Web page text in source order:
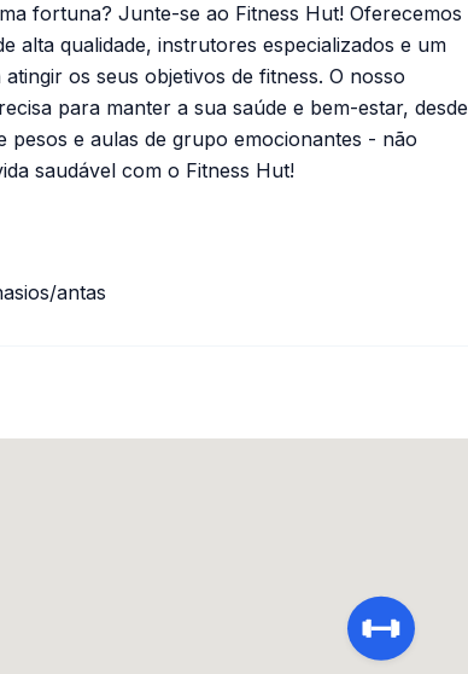
fortuna? Junte-se ao Fitness Hut! Oferecemos
alta qualidade, instrutores especializados e um
os seus objetivos de fitness. O nosso
para manter a sua saúde e bem-estar, desde
pesos e aulas de grupo emocionantes - não
saudável com o Fitness Hut!
antas